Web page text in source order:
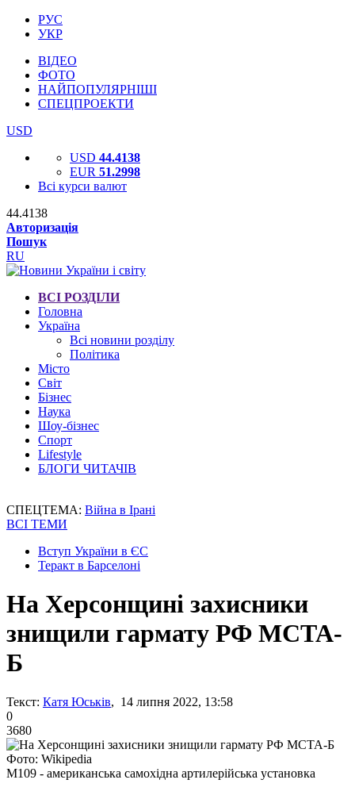
РУС
УКР
ВІДЕО
ФОТО
НАЙПОПУЛЯРНІШІ
СПЕЦПРОЕКТИ
USD
USD 44.4138
EUR 51.2998
Всі курси валют
44.4138
Авторизація
Пошук
RU
ВСІ РОЗДІЛИ
Головна
Україна
Всі новини розділу
Політика
Місто
Світ
Бізнес
Наука
Шоу-бізнес
Спорт
Lifestyle
БЛОГИ ЧИТАЧІВ
СПЕЦТЕМА: Війна в Ірані
ВСІ ТЕМИ
Вступ України в ЄС
Теракт в Барселоні
На Херсонщині захисники
знищили гармату РФ МСТА-
Б
Текст: Катя Юськів, 14 липня 2022, 13:58
0
3680
Фото: Wikipedia
M109 - американська самохідна артилерійська установка